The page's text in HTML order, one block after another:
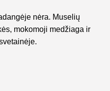
nėra. Muselių
mokomoji medžiaga ir